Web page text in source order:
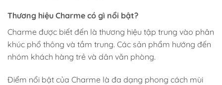
Thương hiệu Charme có gì nổi bật?
Charme được biết đến là thương hiệu tập trung vào phân
khúc phổ thông và tầm trung. Các sản phẩm hướng đến
nhóm khách hàng trẻ và dân văn phòng.
Điểm nổi bật của Charme là đa dạng phong cách mùi